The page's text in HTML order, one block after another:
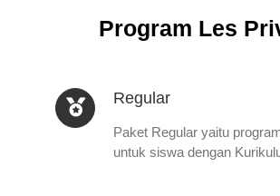
Program Les
Regular
Paket Regular yaitu
untuk siswa dengan